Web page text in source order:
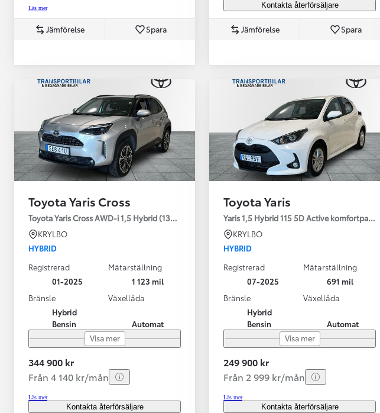
Läs mer
Jämförelse Spara
Kontakta återförsäljare
Jämförelse Spara
Toyota Yaris Cross
Toyota Yaris Cross AWD-i 1,5 Hybrid (130HK) Style V-hjul
KRYLBO
HYBRID
Registrerad
01-2025
Mätarställning
1 123 mil
Bränsle
Hybrid
Bensin
Växellåda
Automat
Visa mer
344 900 kr
Från 4 140 kr/mån
Läs mer
Kontakta återförsäljare
Toyota Yaris
Yaris 1,5 Hybrid 115 5D Active komfortpaket
KRYLBO
HYBRID
Registrerad
07-2025
Mätarställning
691 mil
Bränsle
Hybrid
Bensin
Växellåda
Automat
Visa mer
249 900 kr
Från 2 999 kr/mån
Läs mer
Kontakta återförsäljare